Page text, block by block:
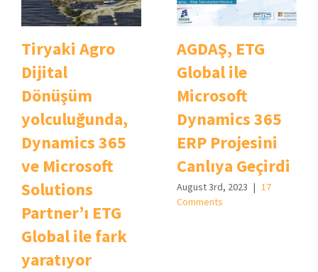
Tiryaki Agro
Dijital
Dönüşüm
yolculuğunda,
Dynamics 365
ve Microsoft
Solutions
Partner’ı ETG
Global ile fark
yaratıyor
AGDAŞ, ETG
Global ile
Microsoft
Dynamics 365
ERP Projesini
Canlıya Geçirdi
August 3rd, 2023 | 17
Comments